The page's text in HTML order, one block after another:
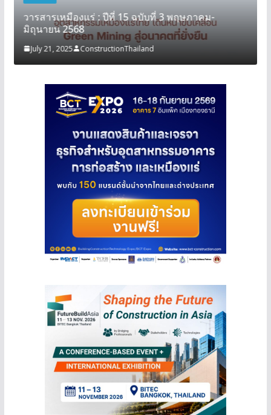
วารสารเหมืองแร่ : ปีที่ 15 ฉบับที่ 3 พฤษภาคม-
มิถุนายน 2568
July 21, 2025 ConstructionThailand